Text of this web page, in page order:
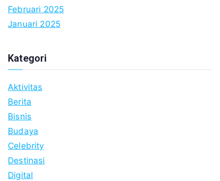
Februari 2025
Januari 2025
Kategori
Aktivitas
Berita
Bisnis
Budaya
Celebrity
Destinasi
Digital